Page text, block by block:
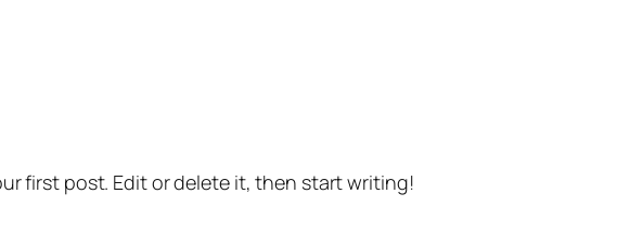
first post. Edit or delete it, then start writing!